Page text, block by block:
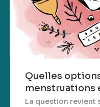
Quelles
menstruations
La question revient